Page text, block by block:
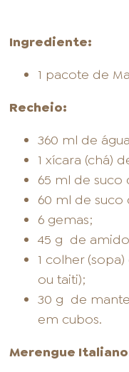
Ingrediente:
1 pacote de
Recheio:
360 ml de
1 xícara (chá)
65 ml de suco
60 ml de suco
6 gemas;
45 g de
1 colher
ou taiti);
30 g de
em cubos.
Merengue